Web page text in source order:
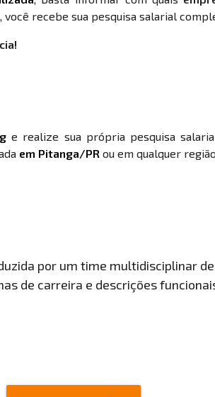
, você recebe sua pesquisa salarial
e realize sua própria pesquisa
em Pitanga/PR ou em qualquer
por um time multidisciplinar
de carreira e descrições